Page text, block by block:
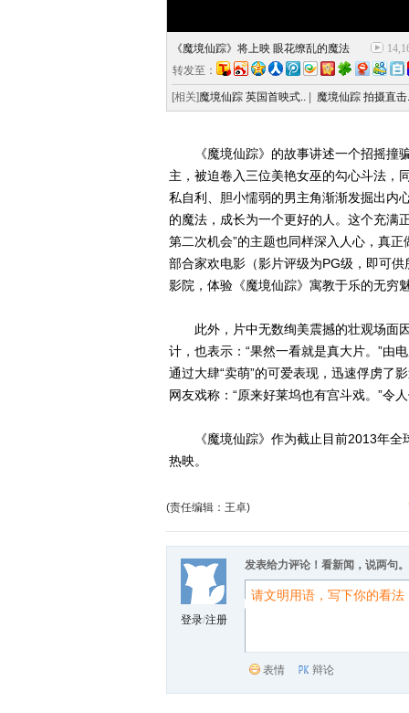
《魔境仙踪》将上映 眼花缭乱的魔法
转发至：
[相关]魔境仙踪 英国首映式.. 魔境仙踪 拍摄直击
《魔境仙踪》的故事讲述一个招摇撞骗
主，被迫卷入三位美艳女巫的勾心斗法，
私自利、胆小懦弱的男主角渐渐发掘出内
的魔法，成长为一个更好的人。这个充满
第二次机会”的主题也同样深入人心，真
部合家欢电影（影片评级为PG级，即可
影院，体验《魔境仙踪》寓教于乐的无穷
此外，片中无数绚美震撼的壮观场面因
计，也表示：“果然一看就是真大片。”
通过大肆“卖萌”的可爱表现，迅速俘虏了
网友戏称：“原来好莱坞也有宫斗戏。”令
《魔境仙踪》作为截止目前2013年全
热映。
(责任编辑：王卓)
登录/注册
发表给力评论！看新闻，说两句。
表情 辩论